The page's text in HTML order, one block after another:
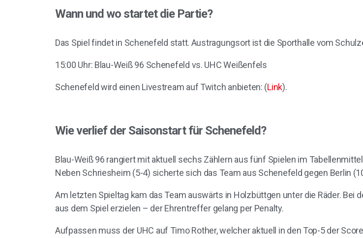
Wann und wo startet die Partie?
Das Spiel findet in Schenefeld statt. Austragungsort ist die Sporthalle vom
15:00 Uhr: Blau-Weiß 96 Schenefeld vs. UHC Weißenfels
Schenefeld wird einen Livestream auf Twitch anbieten: (Link).
Wie verlief der Saisonstart für Schenefeld?
Blau-Weiß 96 rangiert mit aktuell sechs Zählern aus fünf Spielen im
Neben Schriesheim (5-4) sicherte sich das Team aus Schenefeld gegen Berlin
Am letzten Spieltag kam das Team auswärts in Holzbüttgen unter die Räder.
aus dem Spiel erzielen – der Ehrentreffer gelang per Penalty.
Aufpassen muss der UHC auf Timo Rother, welcher aktuell in den Top-5 der